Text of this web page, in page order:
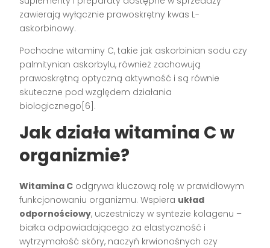
zawierają wyłącznie prawoskrętny kwas L-
askorbinowy.
Pochodne witaminy C, takie jak askorbinian sodu czy
palmitynian askorbylu, również zachowują
prawoskrętną optyczną aktywność i są równie
skuteczne pod względem działania
biologicznego[6].
Jak działa witamina C w
organizmie?
Witamina C odgrywa kluczową rolę w prawidłowym
funkcjonowaniu organizmu. Wspiera układ
odpornościowy, uczestniczy w syntezie kolagenu –
białka odpowiadającego za elastyczność i
wytrzymałość skóry, naczyń krwionośnych czy